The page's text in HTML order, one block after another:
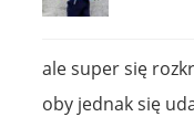
ale super się
oby jednak się